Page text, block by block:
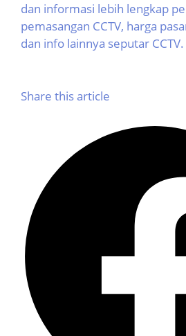
dan informasi lebih lengkap
pemasangan CCTV, harga
dan info lainnya seputar CCTV.
Share this article